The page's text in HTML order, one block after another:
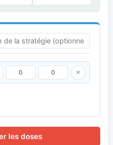
✕
les doses